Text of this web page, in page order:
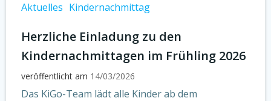
Aktuelles Kindernachmittag
Herzliche Einladung zu den
Kindernachmittagen im Frühling 2026
veröffentlicht am 14/03/2026
Das KiGo-Team lädt alle Kinder ab dem